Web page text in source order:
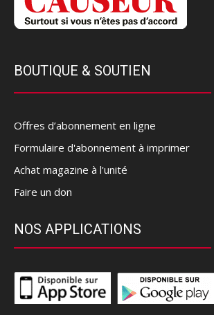
BOUTIQUE & SOUTIEN
Offres d’abonnement en ligne
Formulaire d'abonnement à imprimer
Achat magazine à l'unité
Faire un don
NOS APPLICATIONS